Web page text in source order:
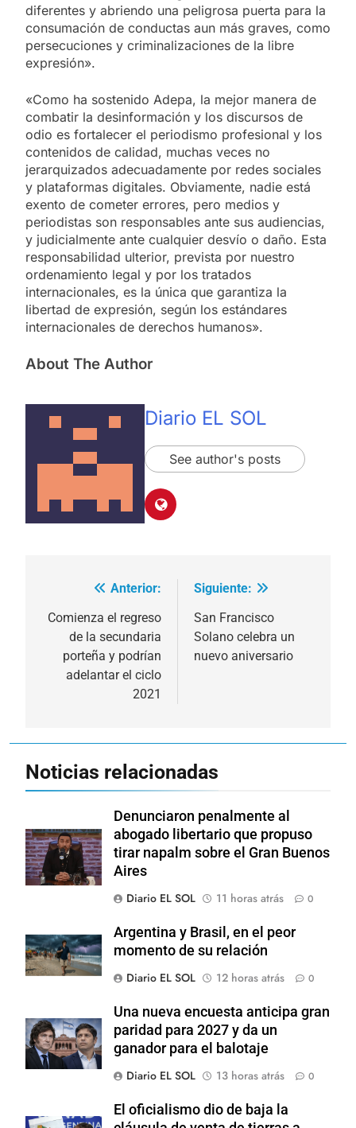
diferentes y abriendo una peligrosa puerta para la
consumación de conductas aun más graves, como
persecuciones y criminalizaciones de la libre
expresión».
«Como ha sostenido Adepa, la mejor manera de
combatir la desinformación y los discursos de
odio es fortalecer el periodismo profesional y los
contenidos de calidad, muchas veces no
jerarquizados adecuadamente por redes sociales
y plataformas digitales. Obviamente, nadie está
exento de cometer errores, pero medios y
periodistas son responsables ante sus audiencias,
y judicialmente ante cualquier desvío o daño. Esta
responsabilidad ulterior, prevista por nuestro
ordenamiento legal y por los tratados
internacionales, es la única que garantiza la
libertad de expresión, según los estándares
internacionales de derechos humanos».
About The Author
Diario EL SOL
See author's posts
Navegación
de
entradas
Anterior:
Comienza el regreso
de la secundaria
porteña y podrían
adelantar el ciclo
2021
Siguiente:
San Francisco
Solano celebra un
nuevo aniversario
Noticias relacionadas
Denunciaron penalmente al
abogado libertario que propuso
tirar napalm sobre el Gran Buenos
Aires
Diario EL SOL
11 horas atrás 0
Argentina y Brasil, en el peor
momento de su relación
Diario EL SOL
12 horas atrás 0
Una nueva encuesta anticipa gran
paridad para 2027 y da un
ganador para el balotaje
Diario EL SOL
13 horas atrás 0
El oficialismo dio de baja la